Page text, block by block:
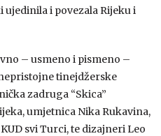
ujedinila i povezala Rijeku i
– usmeno i pismeno –
tinejdžerske
zadruga “Skica”
umjetnica Nika Rukavina,
svi Turci, te dizajneri Leo